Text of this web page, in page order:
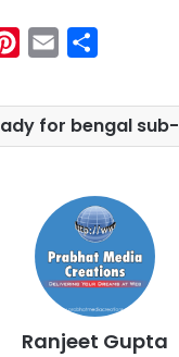
n
t
a
i
a
r
for bengal
Ranjeet Gupta